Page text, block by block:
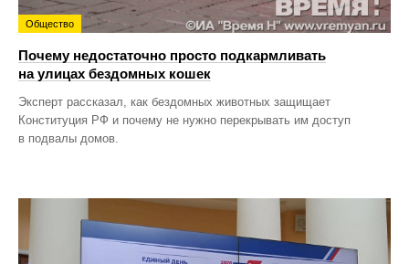
Общество
Почему недостаточно просто подкармливать
на улицах бездомных кошек
Эксперт рассказал, как бездомных животных защищает
Конституция РФ и почему не нужно перекрывать им доступ
в подвалы домов.